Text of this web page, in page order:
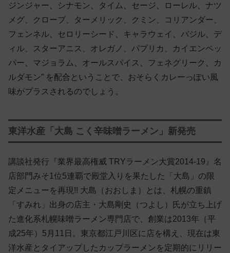
ジンジャー、シナモン、タイム、セージ、ローレル、ナツ
メグ、クローブ、ターメリック、クミン、コリアンダー、
フェンネル、セロリーシード、キャラウェイ、バジル、デ
ィル、スターアニス、オレガノ、パプリカ、カイエンペッ
パー、マジョラム、オールスパイス、フェネグリーク、カ
ルダモン” を配合ということで、おそらくカレーっぽい風
味がプラスされるのでしょう。
東洋水産「大島 こく辛味噌ラーメン」新発売
講談社発行『業界最高権威 TRYラーメン大賞2014-19』名
店部門みそ1位5連覇で殿堂入りを果たした「大島」の限
定メニューを再現!! 大島（おおしま）とは、札幌の重鎮
「すみれ」出身の店主・大島剛史（つよし）氏が立ち上げ
た進化系札幌味噌ラーメン専門店で、創業は2013年（平
成25年）5月11日。東京都江戸川区に店を構え、現在は東
洋水産とタイアップしたカップラーメンを定期的にリリー